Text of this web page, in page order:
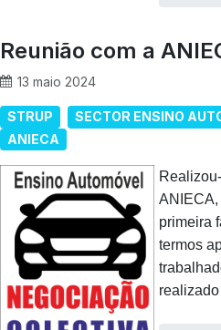
Reunião com a
13 maio 2024
STRUP SECTOR ENSINO
ANIECA
ANIECA,
primeira
termos